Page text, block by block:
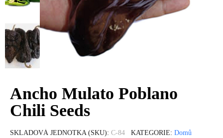
Ancho Mulato Poblano
Chili Seeds
SKLADOVÁ JEDNOTKA (SKU) C-84 KATEGORIE Domů